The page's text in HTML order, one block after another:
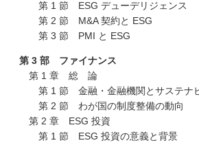
第 1 節 ESG デューデリジェンス
第 2 節 M&A 契約と ESG
第 3 節 PMI と ESG
第 3 部 ファイナンス
第 1 章 総 論
第 1 節 金融・金融機関とサステナ
第 2 節 わが国の制度整備の動向
第 2 章 ESG 投資
第 1 節 ESG 投資の意義と背景